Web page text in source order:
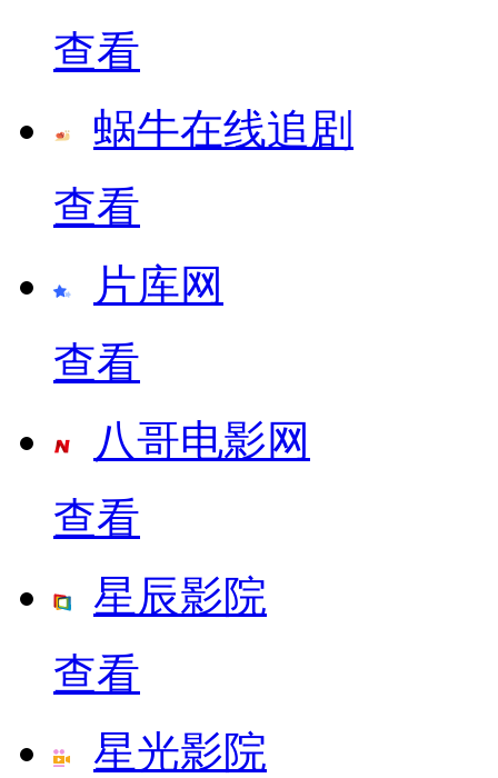
查看
蜗牛在线追剧
查看
片库网
查看
八哥电影网
查看
星辰影院
查看
星光影院